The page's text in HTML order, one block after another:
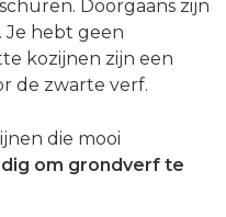
Doorgaans zijn
Je hebt geen
kozijnen zijn een
de zwarte verf.
die mooi
om grondverf te